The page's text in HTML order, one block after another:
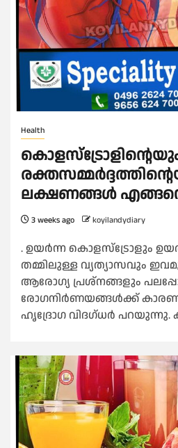
Health
ലക്ഷണങ്ങള്‍ എങ്ങനെ
3 weeks ago koyilandydiary
. ഉയര്‍ന്ന കൊളസ്‌ട്രോളും
തമ്മിലുള്ള വ്യത്യാസവും
ആരോഗ്യ പ്രശ്‌നങ്ങളും
രോഗനിര്‍ണയങ്ങള്‍ക്ക്
ഹൃദ്രോഗ വിദഗ്ധര്‍